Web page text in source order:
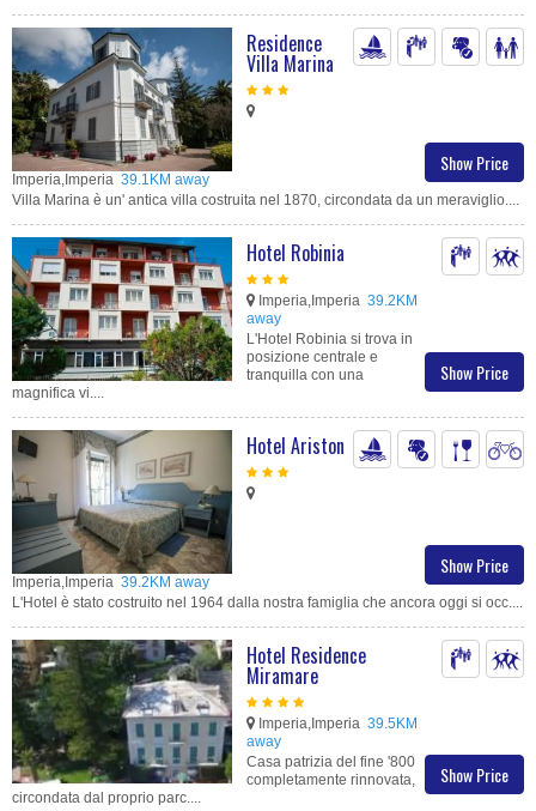
Show Price
Residence
Villa Marina
Imperia,Imperia 39.1KM away
Villa Marina è un' antica villa costruita nel 1870, circondata da un meraviglio....
Show Price
Hotel Robinia
Imperia,Imperia 39.2KM
away
L'Hotel Robinia si trova in
posizione centrale e
tranquilla con una
magnifica vi....
Show Price
Hotel Ariston
Imperia,Imperia 39.2KM away
L'Hotel è stato costruito nel 1964 dalla nostra famiglia che ancora oggi si occ....
Show Price
Hotel Residence
Miramare
Imperia,Imperia 39.5KM
away
Casa patrizia del fine '800
completamente rinnovata,
circondata dal proprio parc....